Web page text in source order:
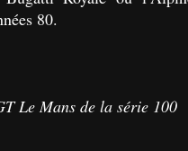
80.
Le Mans de la série 100